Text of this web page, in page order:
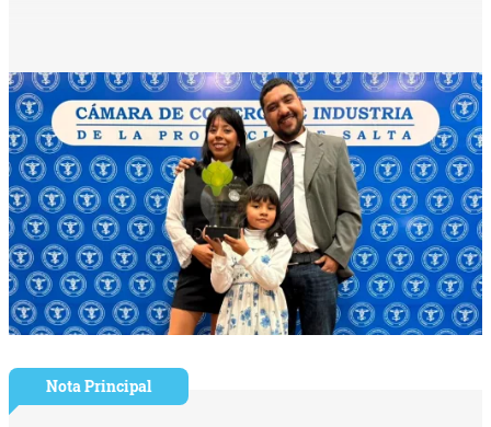
Nota Principal